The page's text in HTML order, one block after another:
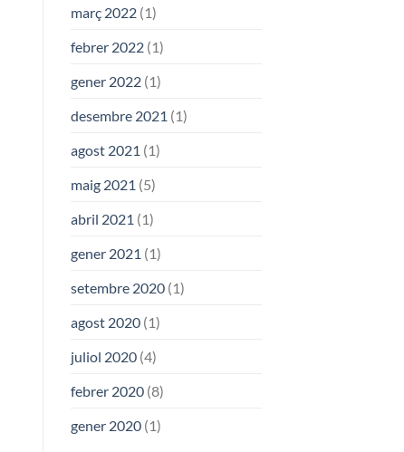
març 2022(1)
febrer 2022(1)
gener 2022(1)
desembre 2021 (1)
agost 2021 (1)
maig 2021 (5)
abril 2021 (1)
gener 2021 (1)
setembre 2020(1)
agost 2020(1)
juliol 2020(4)
febrer 2020(8)
gener 2020(1)